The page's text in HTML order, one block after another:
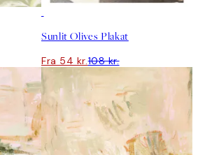
Sunlit Olives Plakat
Fra 54 kr.108 kr.